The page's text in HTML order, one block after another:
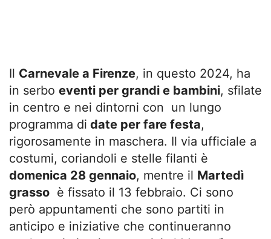
Il Carnevale a Firenze, in questo 2024, ha
in serbo eventi per grandi e bambini, sfilate
in centro e nei dintorni con un lungo
programma di date per fare festa,
rigorosamente in maschera. Il via ufficiale a
costumi, coriandoli e stelle filanti è
domenica 28 gennaio, mentre il Martedì
grasso è fissato il 13 febbraio. Ci sono
però appuntamenti che sono partiti in
anticipo e iniziative che continueranno